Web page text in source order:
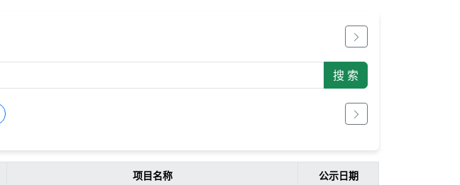
项目名称
公示日期